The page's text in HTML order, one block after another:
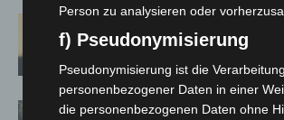
Hannover: Erste
Population in
Brand im „Haus der
Person zu analysieren oder
f) Pseudonymisierung
Pseudonymisierung ist die Verarbeitung
personenbezogener Daten in einer
die personenbezogenen Daten ohne